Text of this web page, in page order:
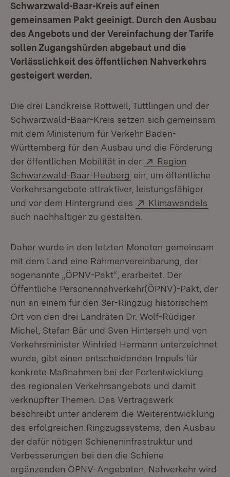
Schwarzwald-Baar-Kreis auf einen
gemeinsamen Pakt geeinigt. Durch den Ausbau
des Angebots und der Vereinfachung der Tarife
sollen Zugangshürden abgebaut und die
Verlässlichkeit des öffentlichen Nahverkehrs
gesteigert werden.
Die drei Landkreise Rottweil, Tuttlingen und der
Schwarzwald-Baar-Kreis setzen sich gemeinsam
mit dem Ministerium für Verkehr Baden-
Württemberg für den Ausbau und die Förderung
der öffentlichen Mobilität in der
Extern:
Region
Schwarzwald-Baar-Heuberg (Öffnet in neuem
ein, um öffentliche
Verkehrsangebote attraktiver, leistungsfähiger
und vor dem Hintergrund des
Extern:
Klimawandels
auch nachhaltiger zu gestalten.
Daher wurde in den letzten Monaten gemeinsam
mit dem Land eine Rahmenvereinbarung, der
sogenannte „ÖPNV-Pakt“, erarbeitet. Der
Öffentliche Personennahverkehr(ÖPNV)-Pakt, der
nun an einem für den 3er-Ringzug historischem
Ort von den drei Landräten Dr. Wolf-Rüdiger
Michel, Stefan Bär und Sven Hinterseh und von
Verkehrsminister Winfried Hermann unterzeichnet
wurde, gibt einen entscheidenden Impuls für
konkrete Maßnahmen bei der Fortentwicklung
des regionalen Verkehrsangebots und damit
verknüpfter Themen. Das Vertragswerk
beschreibt unter anderem die Weiterentwicklung
des erfolgreichen Ringzugssystems, den Ausbau
der dafür nötigen Schieneninfrastruktur und
Verbesserungen bei den die Schiene
ergänzenden ÖPNV-Angeboten. Nahverkehr wird